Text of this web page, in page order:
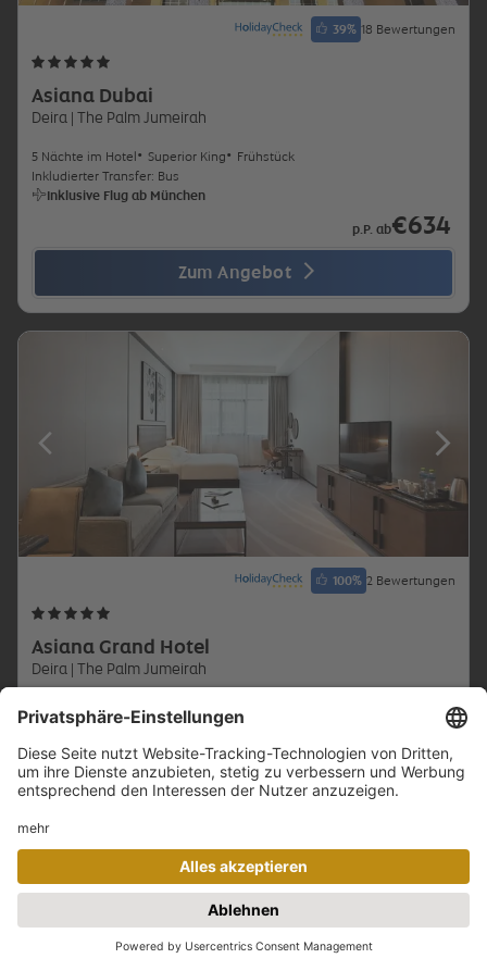
Asiana Dubai
Deira | The Palm Jumeirah
39% 18 Bewertungen
5 Nächte im Hotel Superior King
Frühstück
Inkludierter Transfer: Bus
Inklusive Flug ab München
p.P. ab€634
Zum Angebot
Asiana Grand Hotel
Deira | The Palm Jumeirah
100% 2 Bewertungen
5 Nächte im Hotel Deluxe-Zimmer
Inkludierter Transfer: Bus
Inklusive Flug ab München
p.P. ab€641